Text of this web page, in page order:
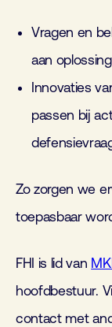
Vragen en
aan
Innovaties
passen bij
Zo zorgen we
toepasbaar
FHI is lid van
hoofdbestuur.
contact met